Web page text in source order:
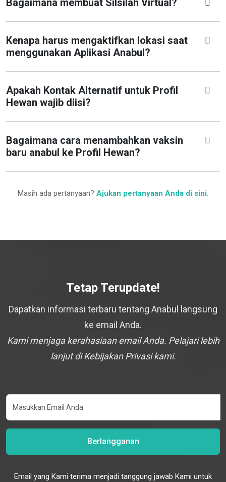
Bagaimana membuat Silsilah Virtual?
Kenapa harus mengaktifkan lokasi saat
menggunakan Aplikasi Anabul?
Apakah Kontak Alternatif untuk Profil
Hewan wajib diisi?
Bagaimana cara menambahkan vaksin
baru anabul ke Profil Hewan?
Masih ada pertanyaan? Ajukan pertanyaan Anda di sini.
Tetap Terupdate!
Dapatkan informasi terbaru tentang Anabul langsung
ke email Anda.
Kami menjaga kerahasiaan email Anda. Pelajari lebih
lanjut di Kebijakan Privasi kami.
Berlangganan
Email yang Kami terima menjadi tanggung jawab Kami untuk